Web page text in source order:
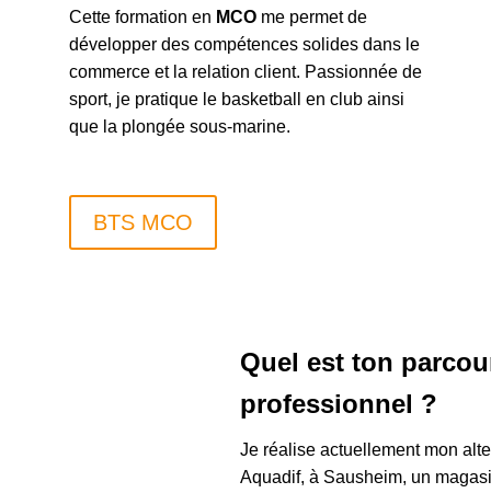
Cette formation en MCOme permet de
développer des compétences solides dans le
commerce et la relation client. Passionnée de
sport, je pratique le basketball en club ainsi
que la plongée sous-marine.
BTS MCO
Quel est ton
professionnel ?
Je réalise actuellement mon
Aquadif, à Sausheim, un